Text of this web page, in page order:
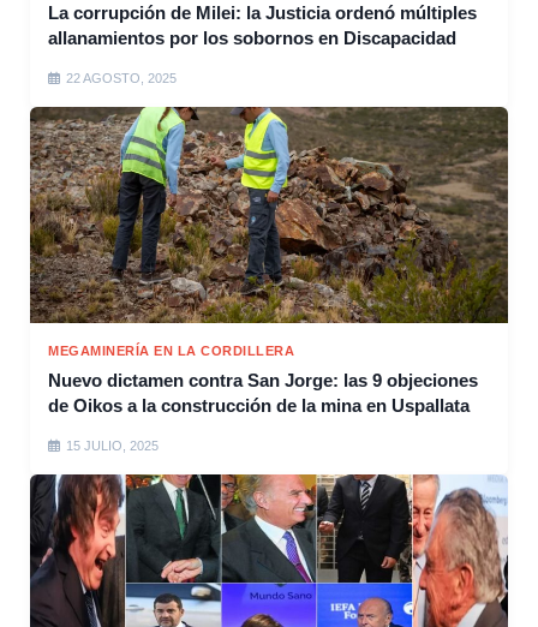
La corrupción de Milei: la Justicia ordenó múltiples
allanamientos por los sobornos en Discapacidad
22 AGOSTO, 2025
MEGAMINERÍA EN LA CORDILLERA
Nuevo dictamen contra San Jorge: las 9 objeciones
de Oikos a la construcción de la mina en Uspallata
15 JULIO, 2025